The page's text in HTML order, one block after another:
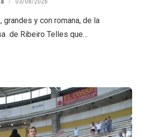
03/08/2026
grandes y con romana, de la
de Ribeiro Telles que…